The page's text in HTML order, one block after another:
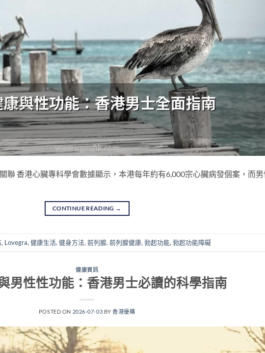
聯 香港心臟專科學會數據顯示，本港每年約有6,000宗心臟病發個案，而
CONTINUE READING →
, Lovegra, 健康生活, 健身方法, 前列腺, 前列腺健康, 勃起功能, 勃起功能障礙
健康資訊
男性性功能：香港男士必讀的科學指南
POSTED ON 2026-07-03 BY香港優購